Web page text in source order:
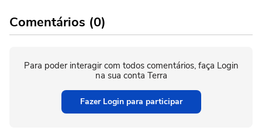
Comentários (0)
Para poder interagir com todos comentários, faça Login
na sua conta Terra
Fazer Login para participar